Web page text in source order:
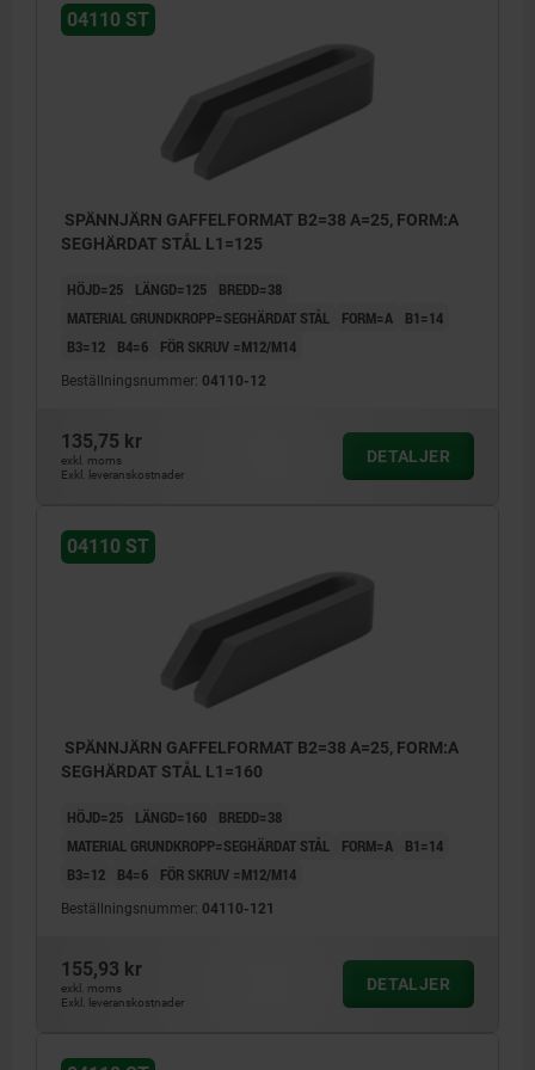
04110 ST
SPÄNNJÄRN GAFFELFORMAT B2=38 A=25, FORM:A
SEGHÄRDAT STÅL L1=125
HÖJD=25 LÄNGD=125
BREDD=38
MATERIAL GRUNDKROPP=SEGHÄRDAT STÅL
FORM=A
B1=14
B3=12
B4=6 FÖR SKRUV =M12/M14
Beställningsnummer: 04110-12
135,75 kr
exkl. moms
Exkl. leveranskostnader
DETALJER
04110 ST
SPÄNNJÄRN GAFFELFORMAT B2=38 A=25, FORM:A
SEGHÄRDAT STÅL L1=160
HÖJD=25 LÄNGD=160
BREDD=38
MATERIAL GRUNDKROPP=SEGHÄRDAT STÅL
FORM=A
B1=14
B3=12
B4=6 FÖR SKRUV =M12/M14
Beställningsnummer: 04110-121
155,93 kr
exkl. moms
Exkl. leveranskostnader
DETALJER